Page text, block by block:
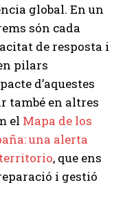
global. En un
són cada
de resposta i
pilars
d’aquestes
també en altres
el Mapa de los
una alerta
, que ens
i gestió